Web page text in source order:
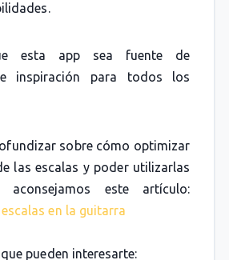
esta app sea fuente de
inspiración para todos los
sobre cómo optimizar
las escalas y poder utilizarlas
aconsejamos este artículo:
en la guitarra
pueden interesarte: